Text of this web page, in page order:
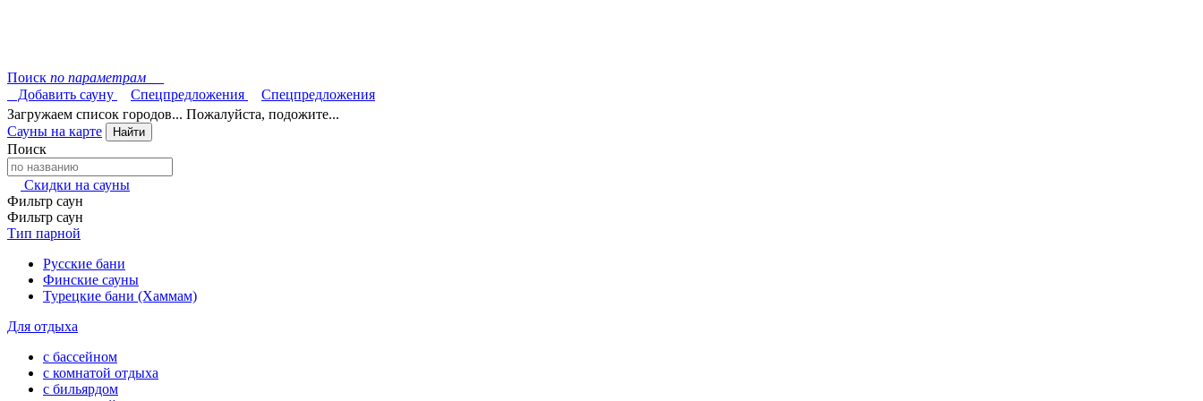
Поиск по параметрам
Добавить сауну
Спецпредложения
Спецпредложения
Загружаем список городов... Пожалуйста, подожите...
Сауны на карте
Найти
Поиск
Скидки на сауны
Фильтр саун
Фильтр саун
Тип парной
Русские бани
Финские сауны
Турецкие бани (Хаммам)
Для отдыха
с бассейном
с комнатой отдыха
с бильярдом